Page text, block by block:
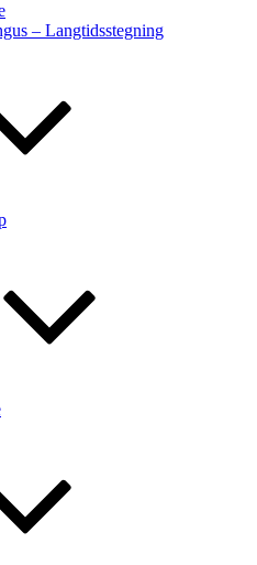
– Langtidsstegning